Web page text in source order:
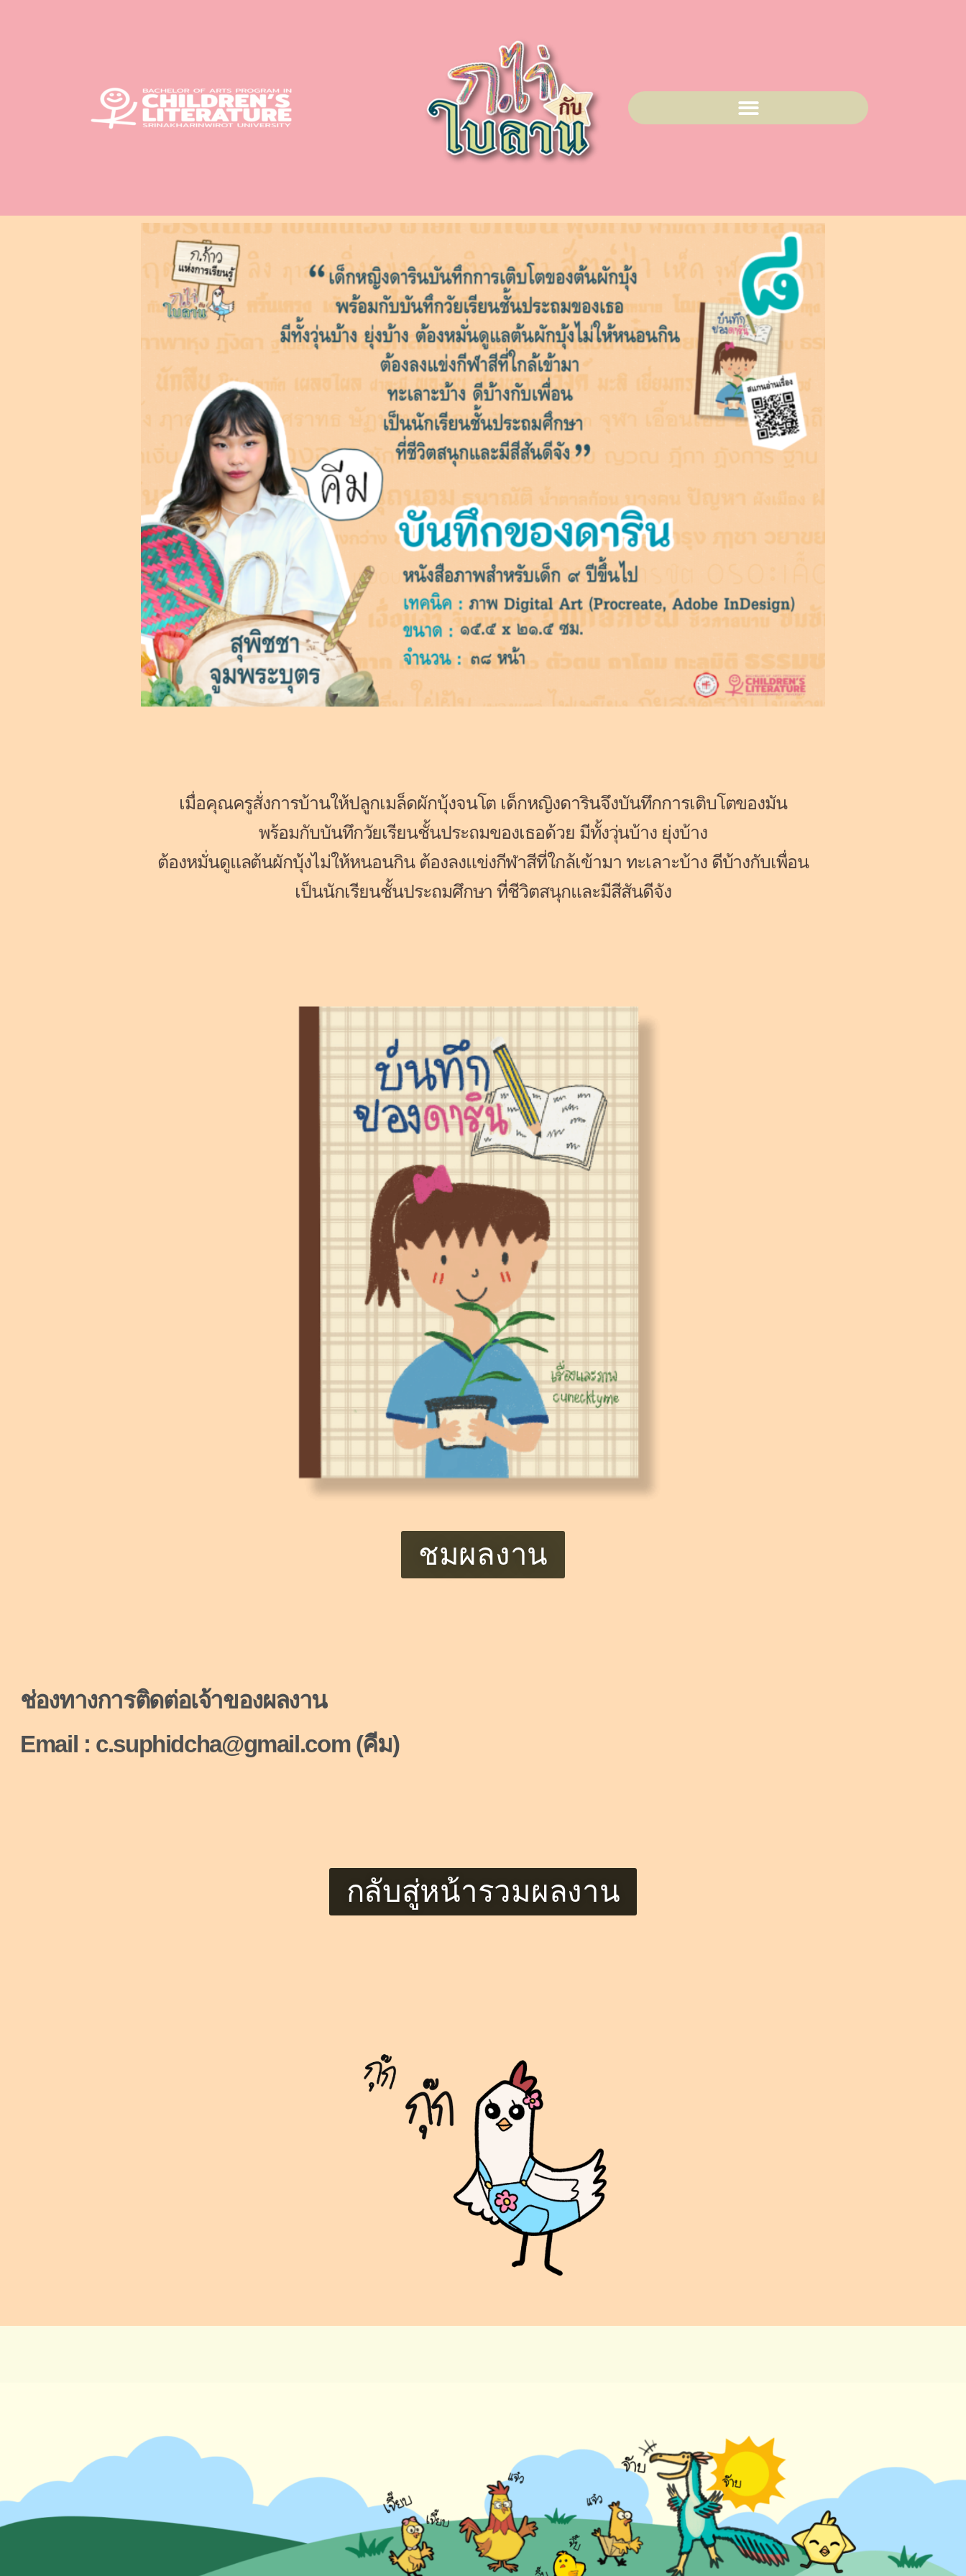
เมื่อคุณครูสั่งการบ้านให้ปลูกเมล็ดผักบุ้งจนโต เด็กหญิงดารินจึงบันทึกการเติบโตของมัน
พร้อมกับบันทึกวัยเรียนชั้นประถมของเธอด้วย มีทั้งวุ่นบ้าง ยุ่งบ้าง
ต้องหมั่นดูแลต้นผักบุ้งไม่ให้หนอนกิน ต้องลงแข่งกีฬาสีที่ใกล้เข้ามา ทะเลาะบ้าง ดีบ้างกับเพื่อน
เป็นนักเรียนชั้นประถมศึกษา ที่ชีวิตสนุกและมีสีสันดีจัง
ชมผลงาน
ช่องทางการติดต่อเจ้าของผลงาน
Email : c.suphidcha@gmail.com (คีม)
กลับสู่หน้ารวมผลงาน